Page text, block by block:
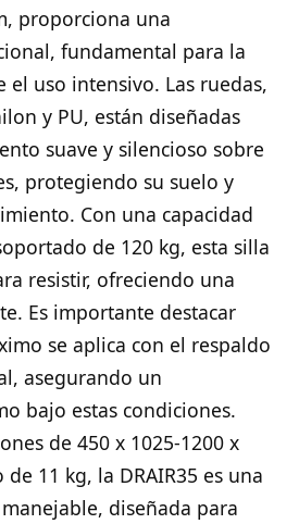
proporciona una
fundamental para la
el uso intensivo. Las ruedas,
y PU, están diseñadas
suave y silencioso sobre
protegiendo su suelo y
Con una capacidad
de 120 kg, esta silla
resistir, ofreciendo una
Es importante destacar
se aplica con el respaldo
asegurando un
bajo estas condiciones.
de 450 x 1025-1200 x
11 kg, la DRAIR35 es una
diseñada para